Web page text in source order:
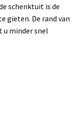
schenktuit is de
gieten. De rand van
u minder snel